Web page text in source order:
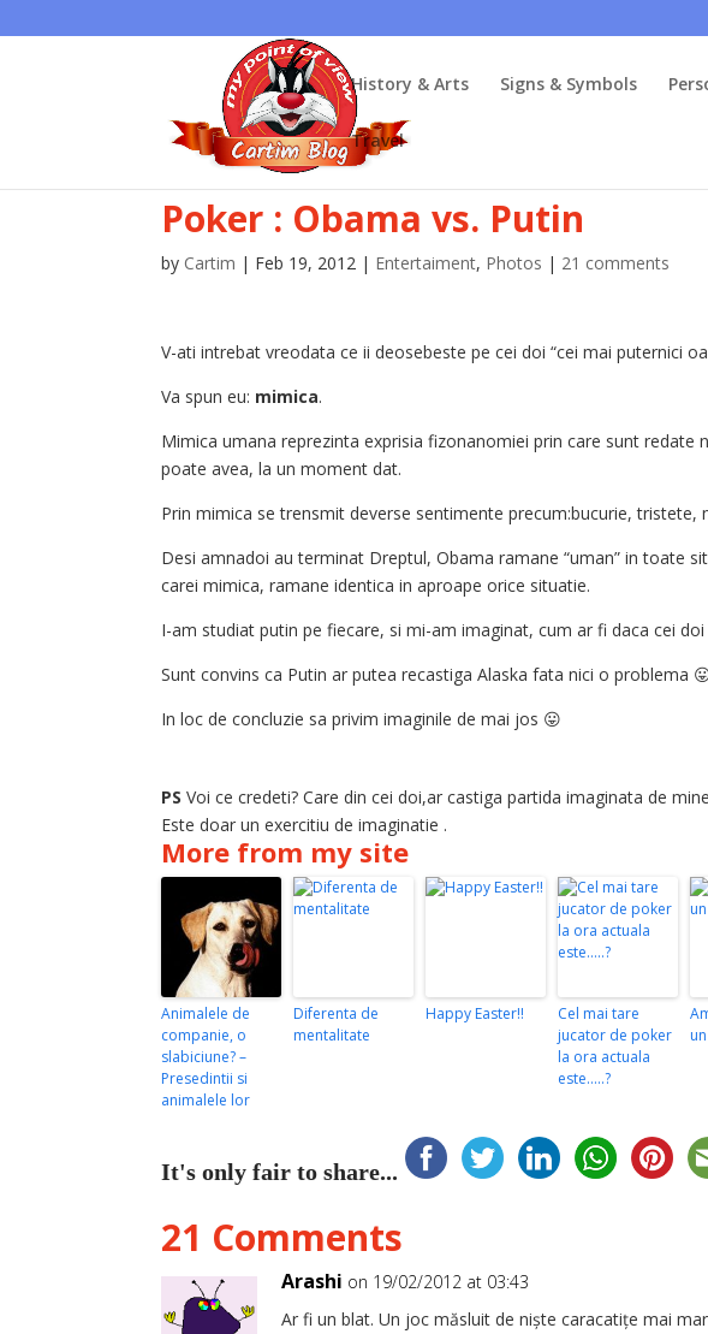
History & Arts Signs & Symbols
Travel
Poker : Obama vs. Putin
by Cartim | Feb 19, 2012 | Entertaiment, Photos | 21 comments
V-ati intrebat vreodata ce ii deosebeste pe cei doi “cei mai puternici
Va spun eu: mimica.
Mimica umana reprezinta exprisia fizonanomiei prin care sunt redate
poate avea, la un moment dat.
Prin mimica se trensmit deverse sentimente precum:bucurie, tristete,
Desi amnadoi au terminat Dreptul, Obama ramane “uman” in toate
carei mimica, ramane identica in aproape orice situatie.
I-am studiat putin pe fiecare, si mi-am imaginat, cum ar fi daca cei
Sunt convins ca Putin ar putea recastiga Alaska fata nici o problema
In loc de concluzie sa privim imaginile de mai jos 😛
PS Voi ce credeti? Care din cei doi,ar castiga partida imaginata de
Este doar un exercitiu de imaginatie .
More from my site
Animalele de
companie, o
slabiciune? –
Presedintii si
animalele lor
Diferenta de
mentalitate
Happy Easter!!
Cel mai tare
jucator de poker
la ora actuala
este…..?
It's only fair to share...
21 Comments
Arashi on 19/02/2012 at 03:43
Ar fi un blat. Un joc măsluit de niște caracatițe mai